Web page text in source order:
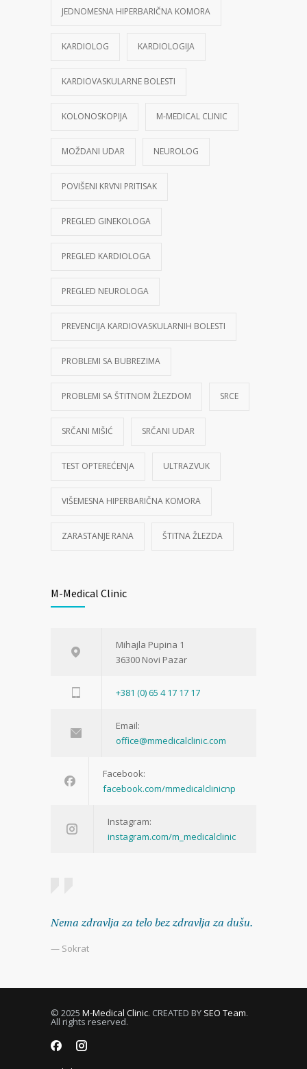
JEDNOMESNA HIPERBARIČNA KOMORA
KARDIOLOG KARDIOLOGIJA
KARDIOVASKULARNE BOLESTI
KOLONOSKOPIJA M-MEDICAL CLINIC
MOŽDANI UDAR NEUROLOG
POVIŠENI KRVNI PRITISAK
PREGLED GINEKOLOGA
PREGLED KARDIOLOGA
PREGLED NEUROLOGA
PREVENCIJA KARDIOVASKULARNIH BOLESTI
PROBLEMI SA BUBREZIMA
PROBLEMI SA ŠTITNOM ŽLEZDOM SRCE
SRČANI MIŠIĆ SRČANI UDAR
TEST OPTEREĆENJA ULTRAZVUK
VIŠEMESNA HIPERBARIČNA KOMORA
ZARASTANJE RANA ŠTITNA ŽLEZDA
M-Medical Clinic
Mihajla Pupina 1
36300 Novi Pazar
+381 (0) 65 4 17 17 17
Email:
office@mmedicalclinic.com
Facebook:
facebook.com/mmedicalclinicnp
Instagram:
instagram.com/m_medicalclinic
Nema zdravlja za telo bez zdravlja za dušu.
— Sokrat
© 2025 M-Medical Clinic. CREATED BY SEO Team.
All rights reserved.